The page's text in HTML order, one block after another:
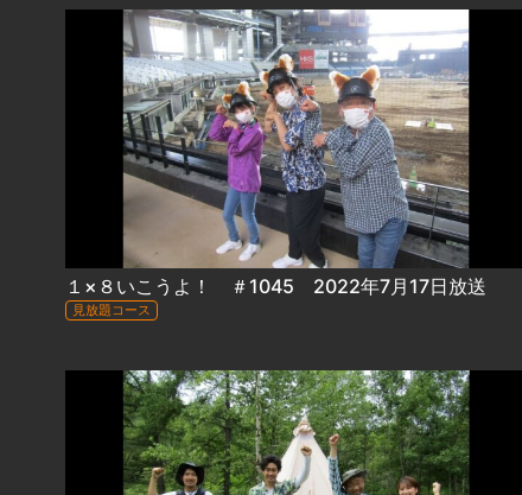
１×８いこうよ！ ＃1045 2022年7月17日放送
見放題コース